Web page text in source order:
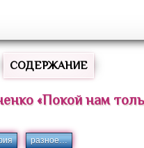
СОДЕРЖАНИЕ
«Покой нам
разное…